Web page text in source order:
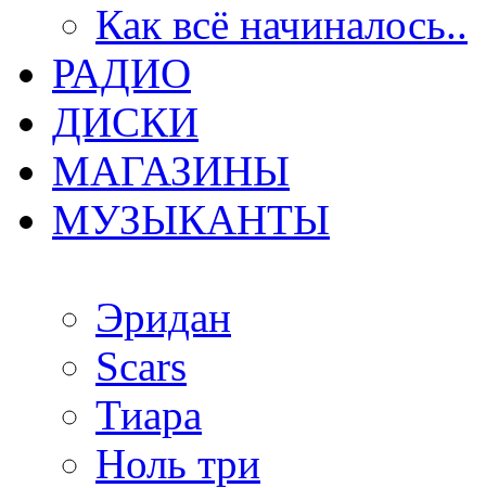
Как всё начиналось..
РАДИО
ДИСКИ
МАГАЗИНЫ
МУЗЫКАНТЫ
Эридан
Scars
Тиара
Ноль три